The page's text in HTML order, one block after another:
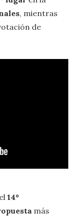
, mientras
de
14º
más